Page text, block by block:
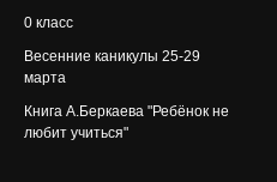
0 класс
Весенние каникулы 25-29
марта
Книга А.Беркаева "Ребёнок не
любит учиться"